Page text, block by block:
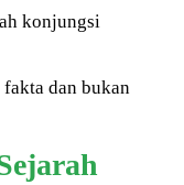
konjungsi
dan bukan